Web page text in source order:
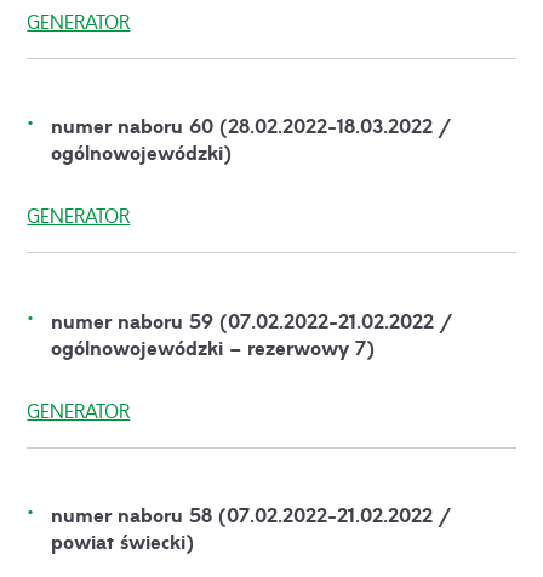
GENERATOR
numer naboru 60 (28.02.2022-18.03.2022 /
ogólnowojewódzki)
GENERATOR
numer naboru 59 (07.02.2022-21.02.2022 /
ogólnowojewódzki – rezerwowy 7)
GENERATOR
numer naboru 58 (07.02.2022-21.02.2022 /
powiat świecki)